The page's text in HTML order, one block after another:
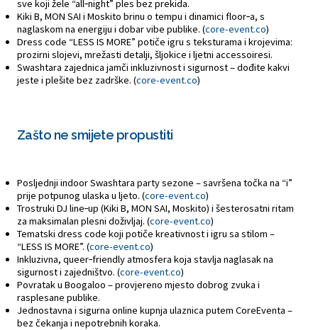
sve koji žele “all‑night” ples bez prekida.
Kiki B, MON SAI i Moskito brinu o tempu i dinamici floor‑a, s
naglaskom na energiju i dobar vibe publike. (core-event.co)
Dress code “LESS IS MORE” potiče igru s teksturama i krojevima:
prozirni slojevi, mrežasti detalji, šljokice i ljetni accessoiresi.
Swashtara zajednica jamči inkluzivnost i sigurnost – dođite kakvi
jeste i plešite bez zadrške. (core-event.co)
Zašto ne smijete propustiti
Posljednji indoor Swashtara party sezone – savršena točka na “i”
prije potpunog ulaska u ljeto. (core-event.co)
Trostruki DJ line‑up (Kiki B, MON SAI, Moskito) i šesterosatni ritam
za maksimalan plesni doživljaj. (core-event.co)
Tematski dress code koji potiče kreativnost i igru sa stilom –
“LESS IS MORE”. (core-event.co)
Inkluzivna, queer‑friendly atmosfera koja stavlja naglasak na
sigurnost i zajedništvo. (core-event.co)
Povratak u Boogaloo – provjereno mjesto dobrog zvuka i
rasplesane publike.
Jednostavna i sigurna online kupnja ulaznica putem CoreEventa –
bez čekanja i nepotrebnih koraka.